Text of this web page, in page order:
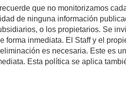
que no monitorizamos
de ninguna información
o los propietarios. Se
inmediata. El Staff y el
es necesaria. Este es
Esta política se aplica